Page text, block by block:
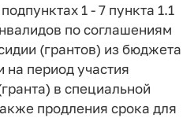
1 - 7 пункта 1.1
по соглашениям
(грантов) из бюджета
на период участия
в специальной
продления срока для